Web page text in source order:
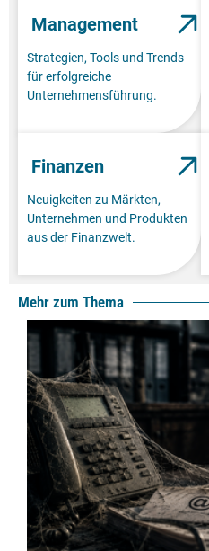
Management
Strategien, Tools und Trends
für erfolgreiche
Unternehmensführung.
Finanzen
Neuigkeiten zu Märkten,
Unternehmen und Produkten
aus der Finanzwelt.
Mehr zum Thema